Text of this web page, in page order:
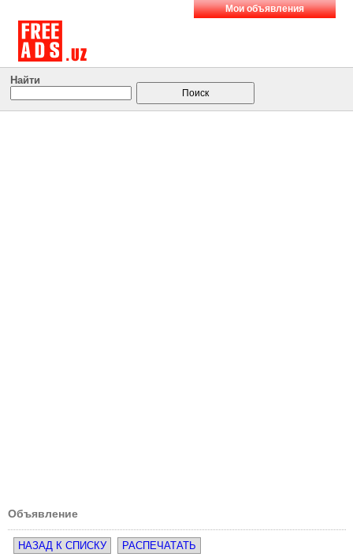
Мои объявления
Найти
Объявление
НАЗАД К СПИСКУ РАСПЕЧАТАТЬ